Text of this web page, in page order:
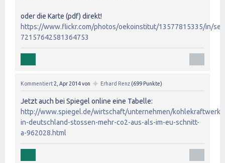
oder die Karte (pdf) direkt!
https://www.flickr.com/photos/oekoinstitut/13577815335/in/set-
72157642581364753
Kommentiert 2, Apr 2014von ✦ Erhard Renz (699 Punkte)
Jetzt auch bei Spiegel online eine Tabelle:
http://www.spiegel.de/wirtschaft/unternehmen/
in-deutschland-stossen-mehr-co2-aus-als-im-eu-schnitt-
a-962028.html